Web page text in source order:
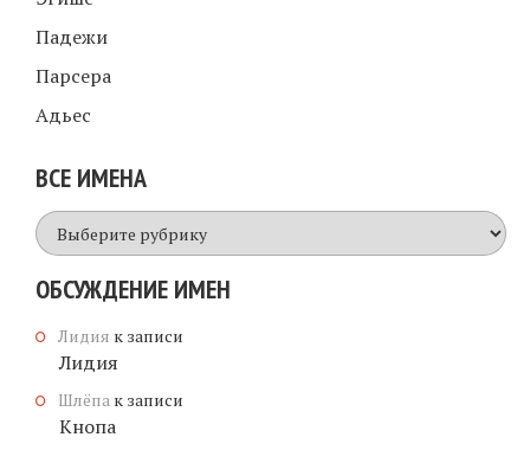
Падежи
Парсера
Адьес
ВСЕ ИМЕНА
Все
имена
ОБСУЖДЕНИЕ ИМЕН
Лидия к записи
Лидия
Шлёпа к записи
Кнопа